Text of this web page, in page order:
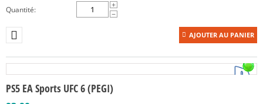
Quantité:
+
−
AJOUTER AU PANIER
PS5 EA Sports UFC 6 (PEGI)